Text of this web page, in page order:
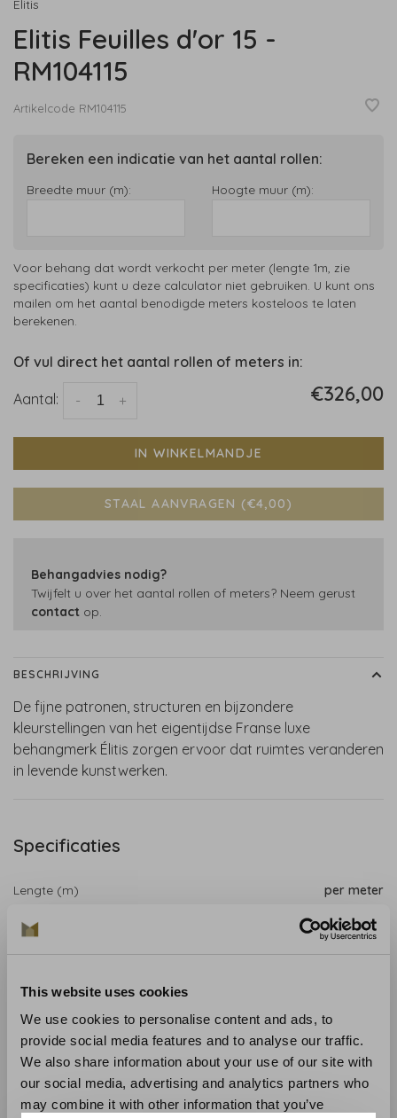
This website uses cookies
We use cookies to personalise content and ads, to
provide social media features and to analyse our traffic.
We also share information about your use of our site with
our social media, advertising and analytics partners who
may combine it with other information that you’ve
Elitis
Elitis Feuilles d'or 15 -
RM104115
Artikelcode RM104115
Bereken een indicatie van het aantal rollen:
Breedte muur (m): Hoogte muur (m):
Voor behang dat wordt verkocht per meter (lengte 1m, zie
specificaties) kunt u deze calculator niet gebruiken. U kunt ons
mailen om het aantal benodigde meters kosteloos te laten
berekenen.
Of vul direct het aantal rollen of meters in:
Aantal: +
- €326,00
IN WINKELMANDJE
STAAL AANVRAGEN (€4,00)
Behangadvies nodig?
Twijfelt u over het aantal rollen of meters? Neem gerust
contact op.
BESCHRIJVING
De fijne patronen, structuren en bijzondere
kleurstellingen van het eigentijdse Franse luxe
behangmerk Élitis zorgen ervoor dat ruimtes veranderen
in levende kunstwerken.
Specificaties
Lengte (m) per meter
Breedte (cm) 93 cm
Patroon (cm) 46,5 cm
Productpagina
Feuilles d'or is een behang met een stoere houtlook.
Deze muurbekleding van Elitis uit de Marqueteries
collectie heeft een echte fineerlaag, waardoor je
authentieke nerven krijgt op jouw muur. Feuilles d'or